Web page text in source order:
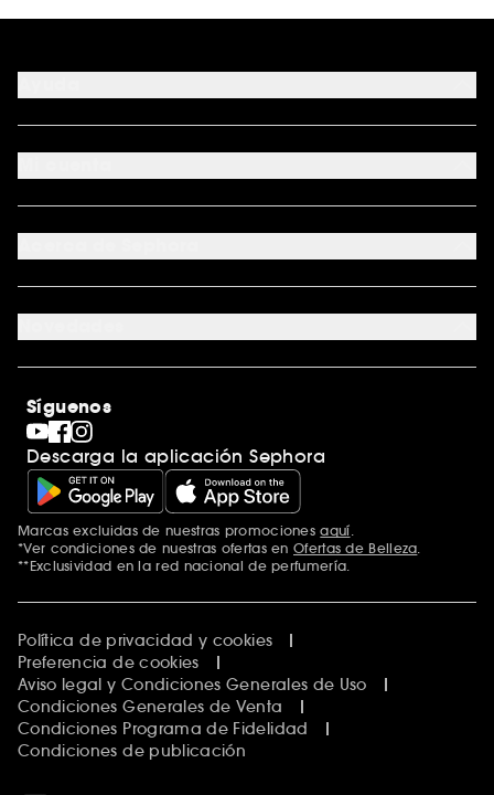
FAQ
Formas de pago
Tarjeta regalo física
Tarjeta regalo para empresas
Mapa del sitio
Seguimiento del pedido
Programa de Fidelidad
Trabaja con nosotros
Blog de Sephora
Descubrir Sephora
Código promocional Sephora
Rebajas
San Valentín
Día del Padre
Premio Sephora
Día de la Madre
Calendario Adviento
Singles' Day
Black Friday
Cyber Monday
Síguenos
Descarga la aplicación Sephora
Marcas excluidas de nuestras promocionesaquí.
*Ver condiciones de nuestras ofertas en Ofertas de Belleza.
**Exclusividad en la red nacional de perfumería.
Política de privacidad y cookies
Preferencia de cookies
Aviso legal y Condiciones Generales de Uso
Condiciones Generales de Venta
Condiciones Programa de Fidelidad
Condiciones de publicación